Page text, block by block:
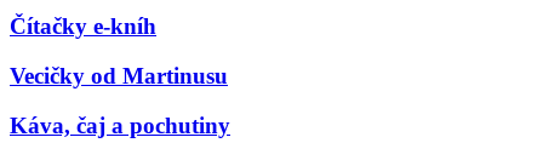
Čítačky e-kníh
Vecičky od Martinusu
Káva, čaj a pochutiny